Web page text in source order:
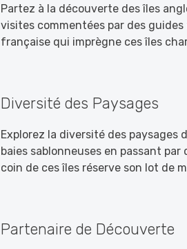
Partez à la découverte des îles
visites commentées par des
française qui imprègne ces îles
Diversité des Paysages
Explorez la diversité des paysages
baies sablonneuses en passant
coin de ces îles réserve son lot de
Partenaire de Découverte